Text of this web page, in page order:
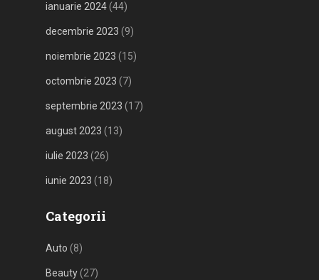
ianuarie 2024(44)
decembrie 2023 (9)
noiembrie 2023 (15)
octombrie 2023 (7)
septembrie 2023 (17)
august 2023 (13)
iulie 2023 (26)
iunie 2023 (18)
Categorii
Auto (8)
Beauty(27)